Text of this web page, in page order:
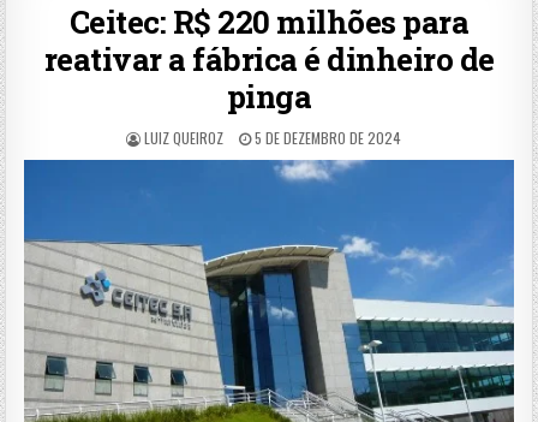
Ceitec: R$ 220 milhões para
reativar a fábrica é dinheiro de
pinga
LUIZ QUEIROZ 5 DE DEZEMBRO DE 2024